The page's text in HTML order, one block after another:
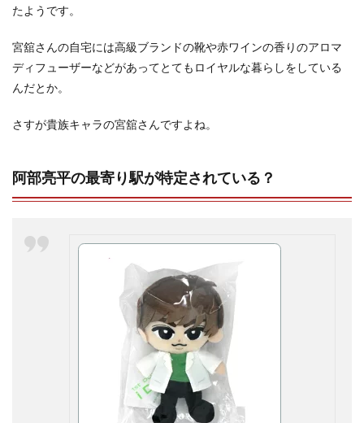
たようです。
宮舘さんの自宅には高級ブランドの靴や赤ワインの香りのアロマ
ディフューザーなどがあってとてもロイヤルな暮らしをしている
んだとか。
さすが貴族キャラの宮舘さんですよね。
阿部亮平の最寄り駅が特定されている？